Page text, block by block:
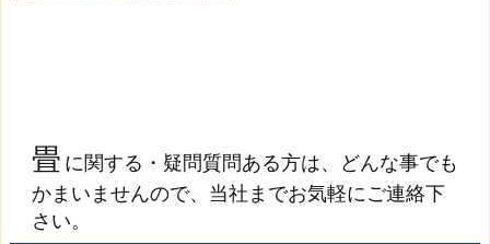
畳 に関する・疑問質問ある方は、どんな事でも
かまいませんので、当社までお気軽にご連絡下
さい。